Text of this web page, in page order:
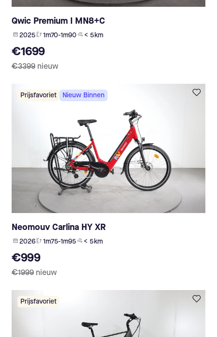
Qwic Premium I MN8+C
2025 1m70-1m90 < 5 km
€1699
€3399 nieuw
Prijsfavoriet Nieuw Binnen
Neomouv Carlina HY XR
2026 1m75-1m95 < 5 km
€999
€1999 nieuw
Prijsfavoriet